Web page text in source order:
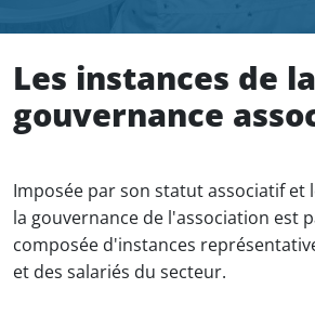
Les instances de la
gouvernance
Imposée par son statut associatif et
la gouvernance de l'association est
composée d'instances
et des salariés du secteur.